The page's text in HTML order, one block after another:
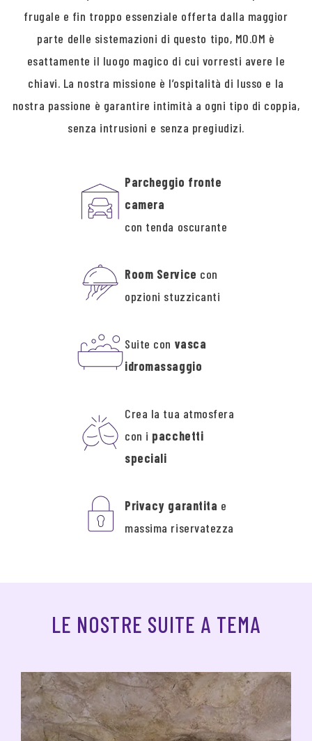
frugale e fin troppo essenziale offerta dalla maggior
parte delle sistemazioni di questo tipo, MO.OM è
esattamente il luogo magico di cui vorresti avere le
chiavi. La nostra missione è l’ospitalità di lusso e la
nostra passione è garantire intimità a ogni tipo di coppia,
senza intrusioni e senza pregiudizi.
Parcheggio fronte
camera
con tenda oscurante
Room Service con
opzioni stuzzicanti
Suite con vasca
idromassaggio
Crea la tua atmosfera
con i pacchetti
speciali
Privacy garantita e
massima riservatezza
LE NOSTRE SUITE A TEMA